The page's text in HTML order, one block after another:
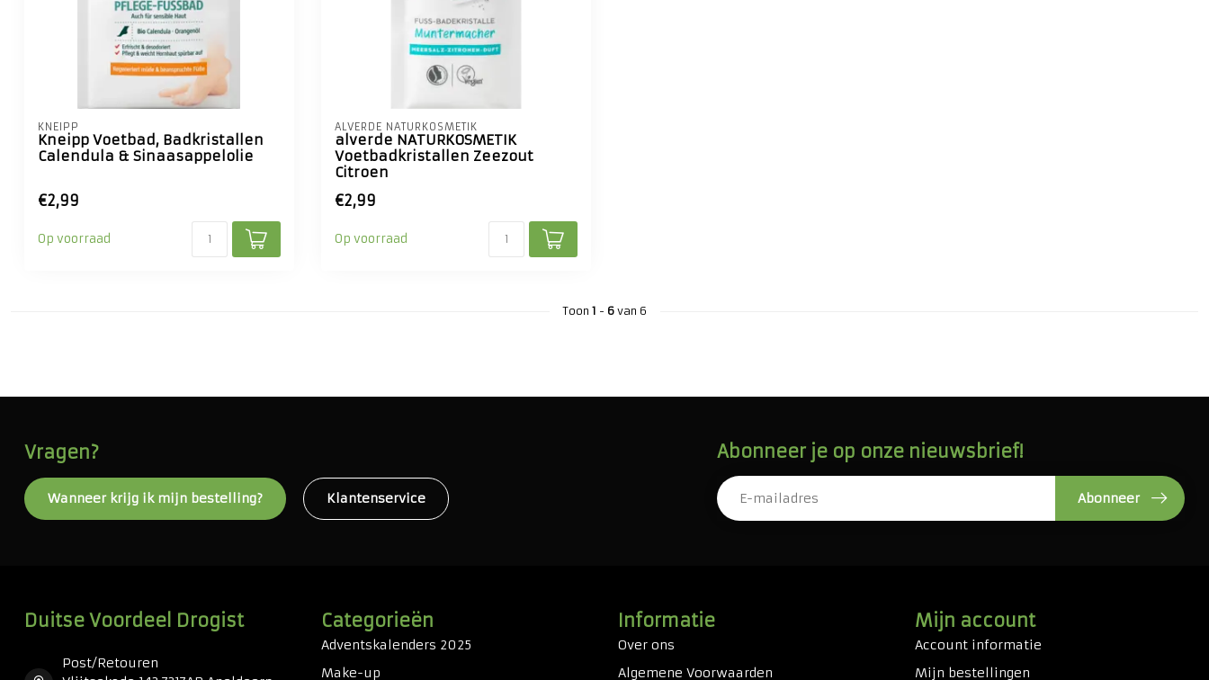
KNEIPP
Kneipp Voetbad, Badkristallen
Calendula & Sinaasappelolie
€2,99
Op voorraad
ALVERDE NATURKOSMETIK
alverde NATURKOSMETIK
Voetbadkristallen Zeezout
Citroen
€2,99
Op voorraad
Toon 1 - 6van 6
Vragen?
Wanneer krijg ik mijn bestelling? Klantenservice
Abonneer je op onze nieuwsbrief!
Abonneer
Duitse Voordeel Drogist
Post/Retouren
Categorieën
Adventskalenders 2025
Make-up
Informatie
Over ons
Algemene Voorwaarden
Mijn account
Account informatie
Mijn bestellingen